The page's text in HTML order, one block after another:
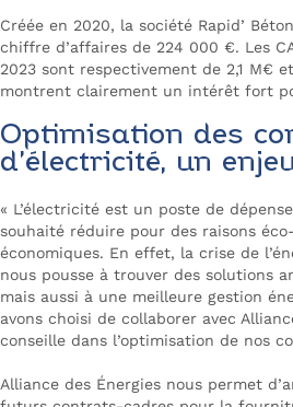
Créée en 2020, la société Rapid’
chiffre d’affaires de 224 000 €. Les
2023 sont respectivement de 2,1 M€
montrent clairement un intérêt fort
Optimisation des
d’électricité, un
« L’électricité est un poste de
souhaité réduire pour des raisons
économiques. En effet, la crise de
nous pousse à trouver des solutions
mais aussi à une meilleure gestion
avons choisi de collaborer avec
conseille dans l’optimisation de nos
Alliance des Énergies nous permet